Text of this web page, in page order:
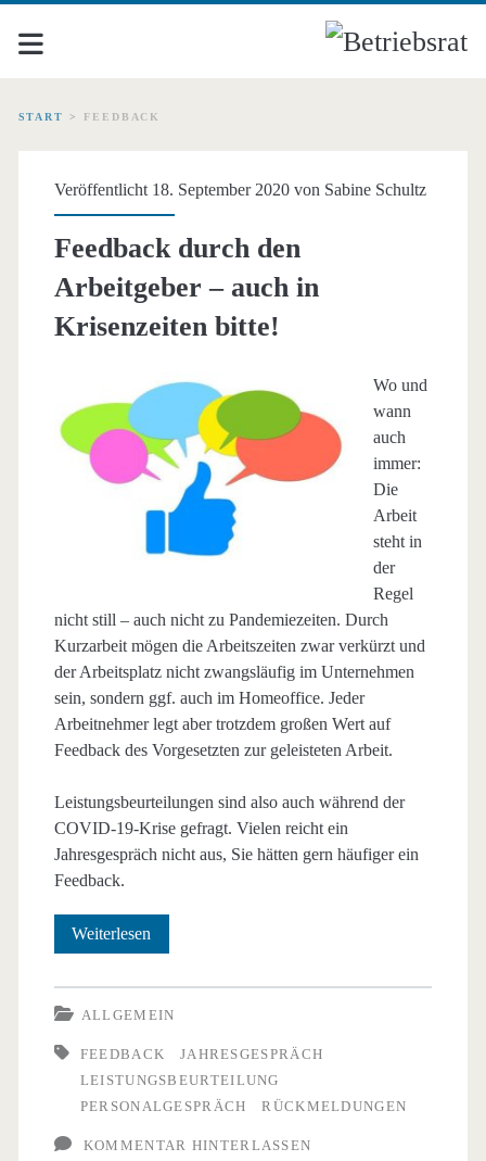
START > FEEDBACK
Schlagwort:
<span>Feedback</span>
Veröffentlicht 18. September 2020 von Sabine Schultz
Feedback durch den
Arbeitgeber – auch in
Krisenzeiten bitte!
Wo und
wann
auch
immer:
Die
Arbeit
steht in
der
Regel
nicht still – auch nicht zu Pandemiezeiten. Durch
Kurzarbeit mögen die Arbeitszeiten zwar verkürzt und
der Arbeitsplatz nicht zwangsläufig im Unternehmen
sein, sondern ggf. auch im Homeoffice. Jeder
Arbeitnehmer legt aber trotzdem großen Wert auf
Feedback des Vorgesetzten zur geleisteten Arbeit.
Leistungsbeurteilungen sind also auch während der
COVID-19-Krise gefragt. Vielen reicht ein
Jahresgespräch nicht aus, Sie hätten gern häufiger ein
Feedback.
Weiterlesen
den
Arbeitgeber
–
ALLGEMEIN
FEEDBACK
JAHRESGESPRÄCH
LEISTUNGSBEURTEILUNG
PERSONALGESPRÄCH
RÜCKMELDUNGEN
KOMMENTAR HINTERLASSEN